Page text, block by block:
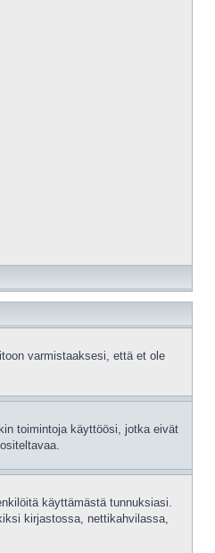
varmistaaksesi, että et ole
toimintoja käyttöösi, jotka eivät
käyttämästä tunnuksiasi.
kirjastossa, nettikahvilassa,